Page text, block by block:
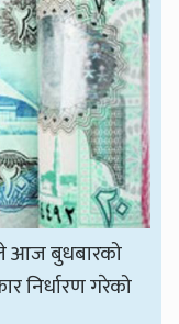
आज बुधबारको
निर्धारण गरेको